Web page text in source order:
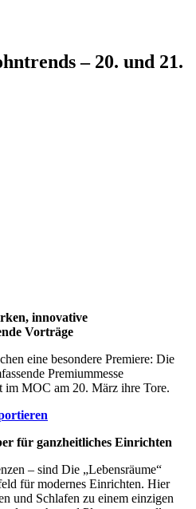
– 20. und 21.
innovative
Vorträge
eine besondere Premiere: Die
Premiummesse
im MOC am 20. März ihre Tore.
für ganzheitliches Einrichten
– sind Die „Lebensräume“
für modernes Einrichten. Hier
und Schlafen zu einem einzigen